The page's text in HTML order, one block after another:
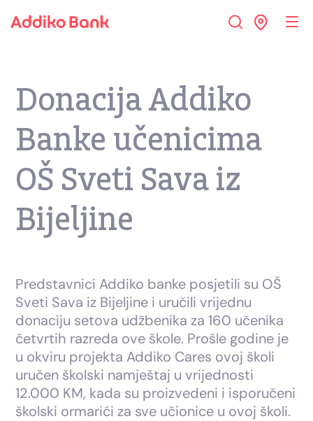
Donacija Addiko
Banke učenicima
OŠ Sveti Sava iz
Bijeljine
Predstavnici Addiko banke posjetili su OŠ
Sveti Sava iz Bijeljine i uručili vrijednu
donaciju setova udžbenika za 160 učenika
četvrtih razreda ove škole. Prošle godine je
u okviru projekta Addiko Cares ovoj školi
uručen školski namještaj u vrijednosti
12.000 KM, kada su proizvedeni i isporučeni
školski ormarići za sve učionice u ovoj školi.